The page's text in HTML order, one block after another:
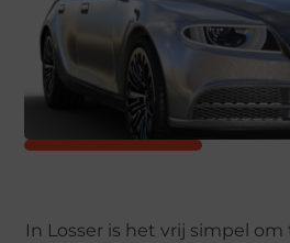
In Losser is het vrij simpel